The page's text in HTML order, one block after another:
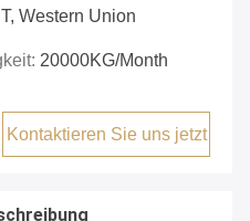
Western Union
20000KG/Month
Kontaktieren Sie uns jetzt